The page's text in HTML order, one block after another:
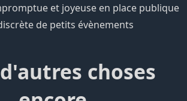
et joyeuse en place publique
de petits évènements
choses